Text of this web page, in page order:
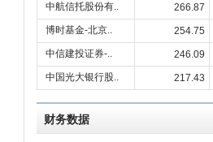
中航信托股份有..
266.87
博时基金-北京..
254.75
中信建投证券-..
246.09
中国光大银行股..
217.43
财务数据